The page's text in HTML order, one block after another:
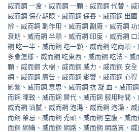
威而鋼 一盒 、 威而鋼 一顆 、 威而鋼 代替 、
威而鋼 保存期限 、 威而鋼 保養 、 威而鋼 出國
辨 、 威而鋼 副作用 、 威而鋼 副廠 、 威而鋼 功
衰期 、 威而鋼 半顆 、 威而鋼 印度 、 威而鋼 口
鋼 吃一半 、 威而鋼 吃一顆 、 威而鋼 吃兩顆 、
多會怎樣 、 威而鋼 吃東西 、 威而鋼 吃法 、 威
顆 、 威而鋼 大樹 、 威而鋼 威力 、 威而鋼 安全
網 、 威而鋼 廣告 、 威而鋼 影響 、 威而鋼 心得
影響 、 威而鋼 意思 、 威而鋼 抗 凝 血 、 威而
而鋼 暉致 、 威而鋼 替代 、 威而鋼 服用時間 、
威而鋼 油膩 、 威而鋼 泡湯 、 威而鋼 泡澡 、
而鋼 禁忌 、 威而鋼 禿頭 、 威而鋼 空腹 、 威而
而鋼 網購 、 威而鋼 網路 、 威而鋼 網路買 、